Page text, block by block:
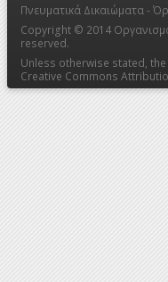
Πνευματικά Δικαιώματα -
Copyright © 2014
reserved.
Unless otherwise stated,
Creative Commons